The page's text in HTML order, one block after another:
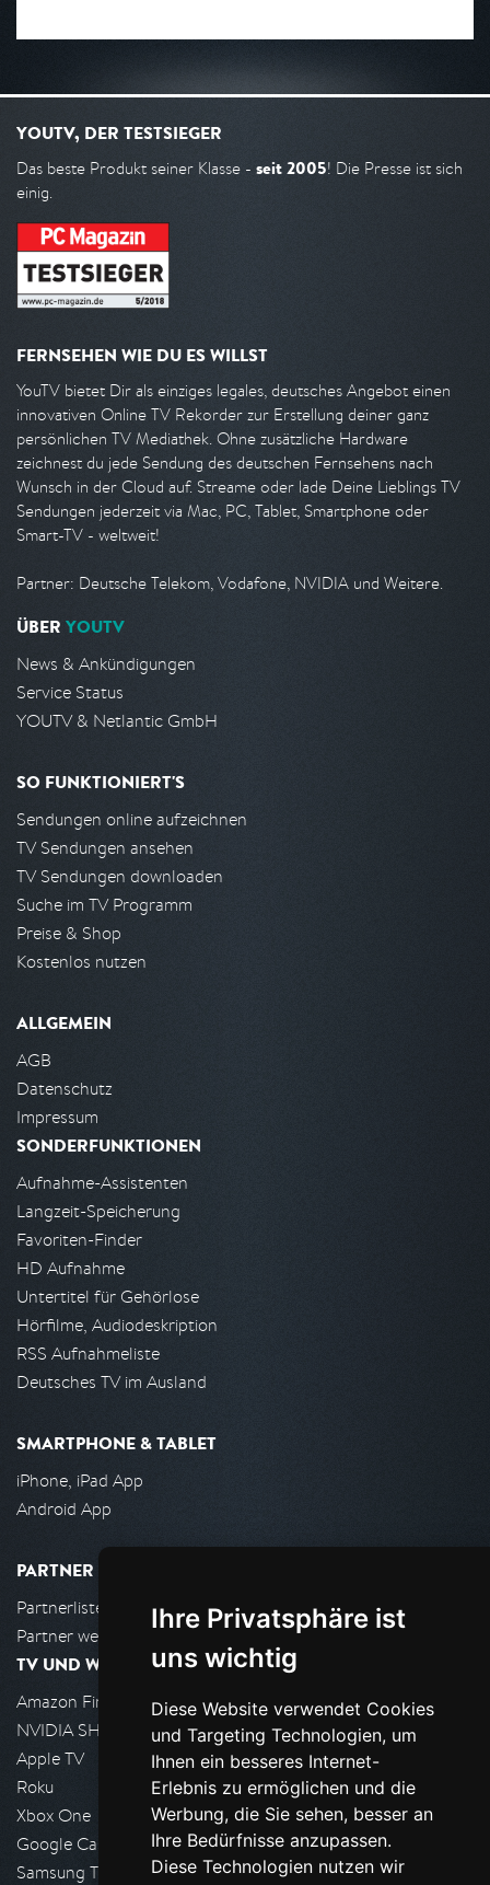
Ihre Privatsphäre ist
uns wichtig
Diese Website verwendet Cookies
und Targeting Technologien, um
Ihnen ein besseres Internet-
Erlebnis zu ermöglichen und die
Werbung, die Sie sehen, besser an
Ihre Bedürfnisse anzupassen.
Diese Technologien nutzen wir
YOUTV, DER TESTSIEGER
Das beste Produkt seiner Klasse - seit 2005! Die Presse ist sich
einig.
FERNSEHEN WIE DU ES WILLST
YouTV bietet Dir als einziges legales, deutsches Angebot einen
innovativen Online TV Rekorder zur Erstellung deiner ganz
persönlichen TV Mediathek. Ohne zusätzliche Hardware
zeichnest du jede Sendung des deutschen Fernsehens nach
Wunsch in der Cloud auf. Streame oder lade Deine Lieblings TV
Sendungen jederzeit via Mac, PC, Tablet, Smartphone oder
Smart-TV - weltweit!
Partner: Deutsche Telekom, Vodafone, NVIDIA und Weitere.
ÜBER YOUTV
News & Ankündigungen
Service Status
YOUTV & Netlantic GmbH
SO FUNKTIONIERT'S
Sendungen online aufzeichnen
TV Sendungen ansehen
TV Sendungen downloaden
Suche im TV Programm
Preise & Shop
Kostenlos nutzen
ALLGEMEIN
AGB
Datenschutz
Impressum
SONDERFUNKTIONEN
Aufnahme-Assistenten
Langzeit-Speicherung
Favoriten-Finder
HD Aufnahme
Untertitel für Gehörlose
Hörfilme, Audiodeskription
RSS Aufnahmeliste
Deutsches TV im Ausland
SMARTPHONE & TABLET
iPhone, iPad App
Android App
PARTNER
Partnerliste
Partner werden
TV UND WOHNZIMMER
Amazon FireTV
NVIDIA SHIELD, Google TV
Apple TV
Roku
Xbox One
Google Cast
Samsung TV